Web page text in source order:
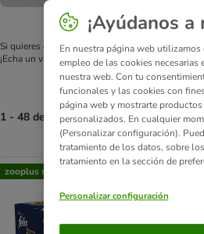
Si quieres que tu gato tenga una vida sana y
¡Echa un vistazo y elige el producto que más te
1 - 48 de 120 resultados
product items have been changed
zooplus selección
¡Ayúdanos
En nuestra página web
empleo de las cookies necesarias
nuestra web. Con tu
funcionales y las cookies con
página web y mostrarte
personalizados. En cualquier
(Personalizar configuración).
tratamiento de los datos, sobre
tratamiento en la sección de
Personalizar configuración